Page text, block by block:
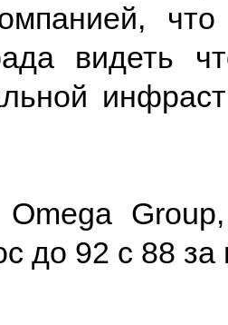
видеть
Group,
до 92 с 88 за